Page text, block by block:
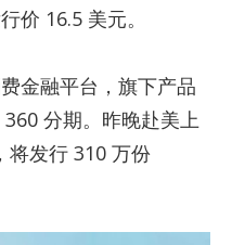
价 16.5 美元。
金融平台，旗下产品
分期。昨晚赴美上
将发行 310 万份